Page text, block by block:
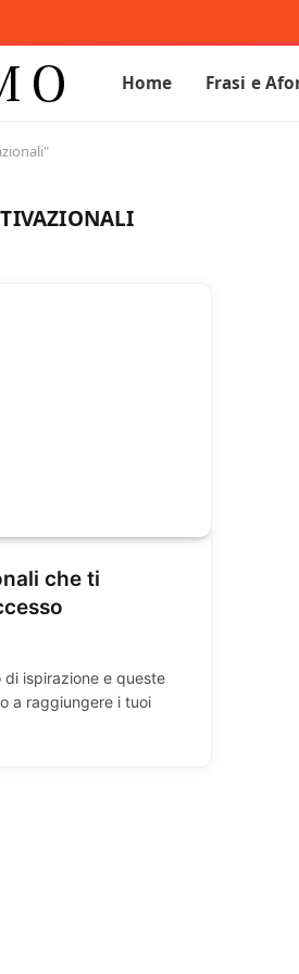
Home Frasi e
che ti
ispirazione e queste
a raggiungere i tuoi